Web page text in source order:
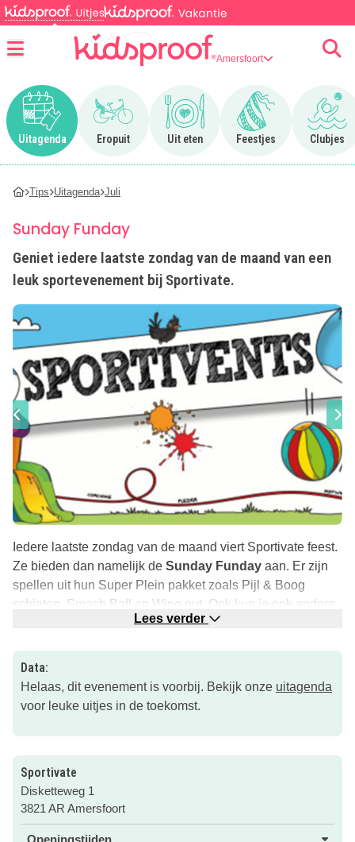
Amersfoort
Uitagenda
Ga naar Uitagenda
Eropuit
Ga naar Eropuit
Uit eten
Ga naar Uit eten
Feestjes
Ga naar Feestjes
Clubjes
Ga
Tips Uitagenda Juli
Sunday Funday
Geniet iedere laatste zondag van de maand van een
leuk sportevenement bij Sportivate.
Iedere laatste zondag van de maand viert Sportivate feest.
Ze bieden dan namelijk de Sunday Funday aan. Er zijn
spellen uit hun Super Plein pakket zoals Pijl & Boog
schieten, Smash Ball en Wipe out. Ook kun je ook andere,
avontuurlijke activiteiten doen zoals lasergamen, capture
Op sommige zondagen zijn er zelfs
stormbanenaanwezig! De Sunday Fundays zijn van
12:00 tot 17:00. Vergeet vooral zelf niet wat lekkers te eten
en te drinken mee te nemen!
Ben jij ook bij de Sunday Funday? Meld je dan aan via de
roze button.
Wist je dat Sportivate ook
organiseert?
Lees verder
Data:
Helaas, dit evenement is voorbij. Bekijk onze uitagenda
voor leuke uitjes in de toekomst.
Sportivate
Disketteweg 1
3821 AR Amersfoort
Openingstijden